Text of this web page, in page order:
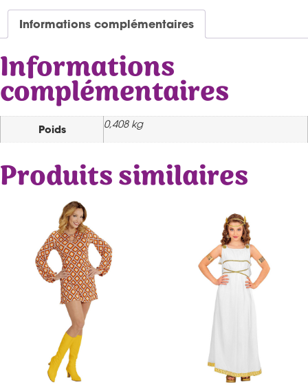
Informations complémentaires
Informations
complémentaires
Poids 0,408 kg
Produits similaires